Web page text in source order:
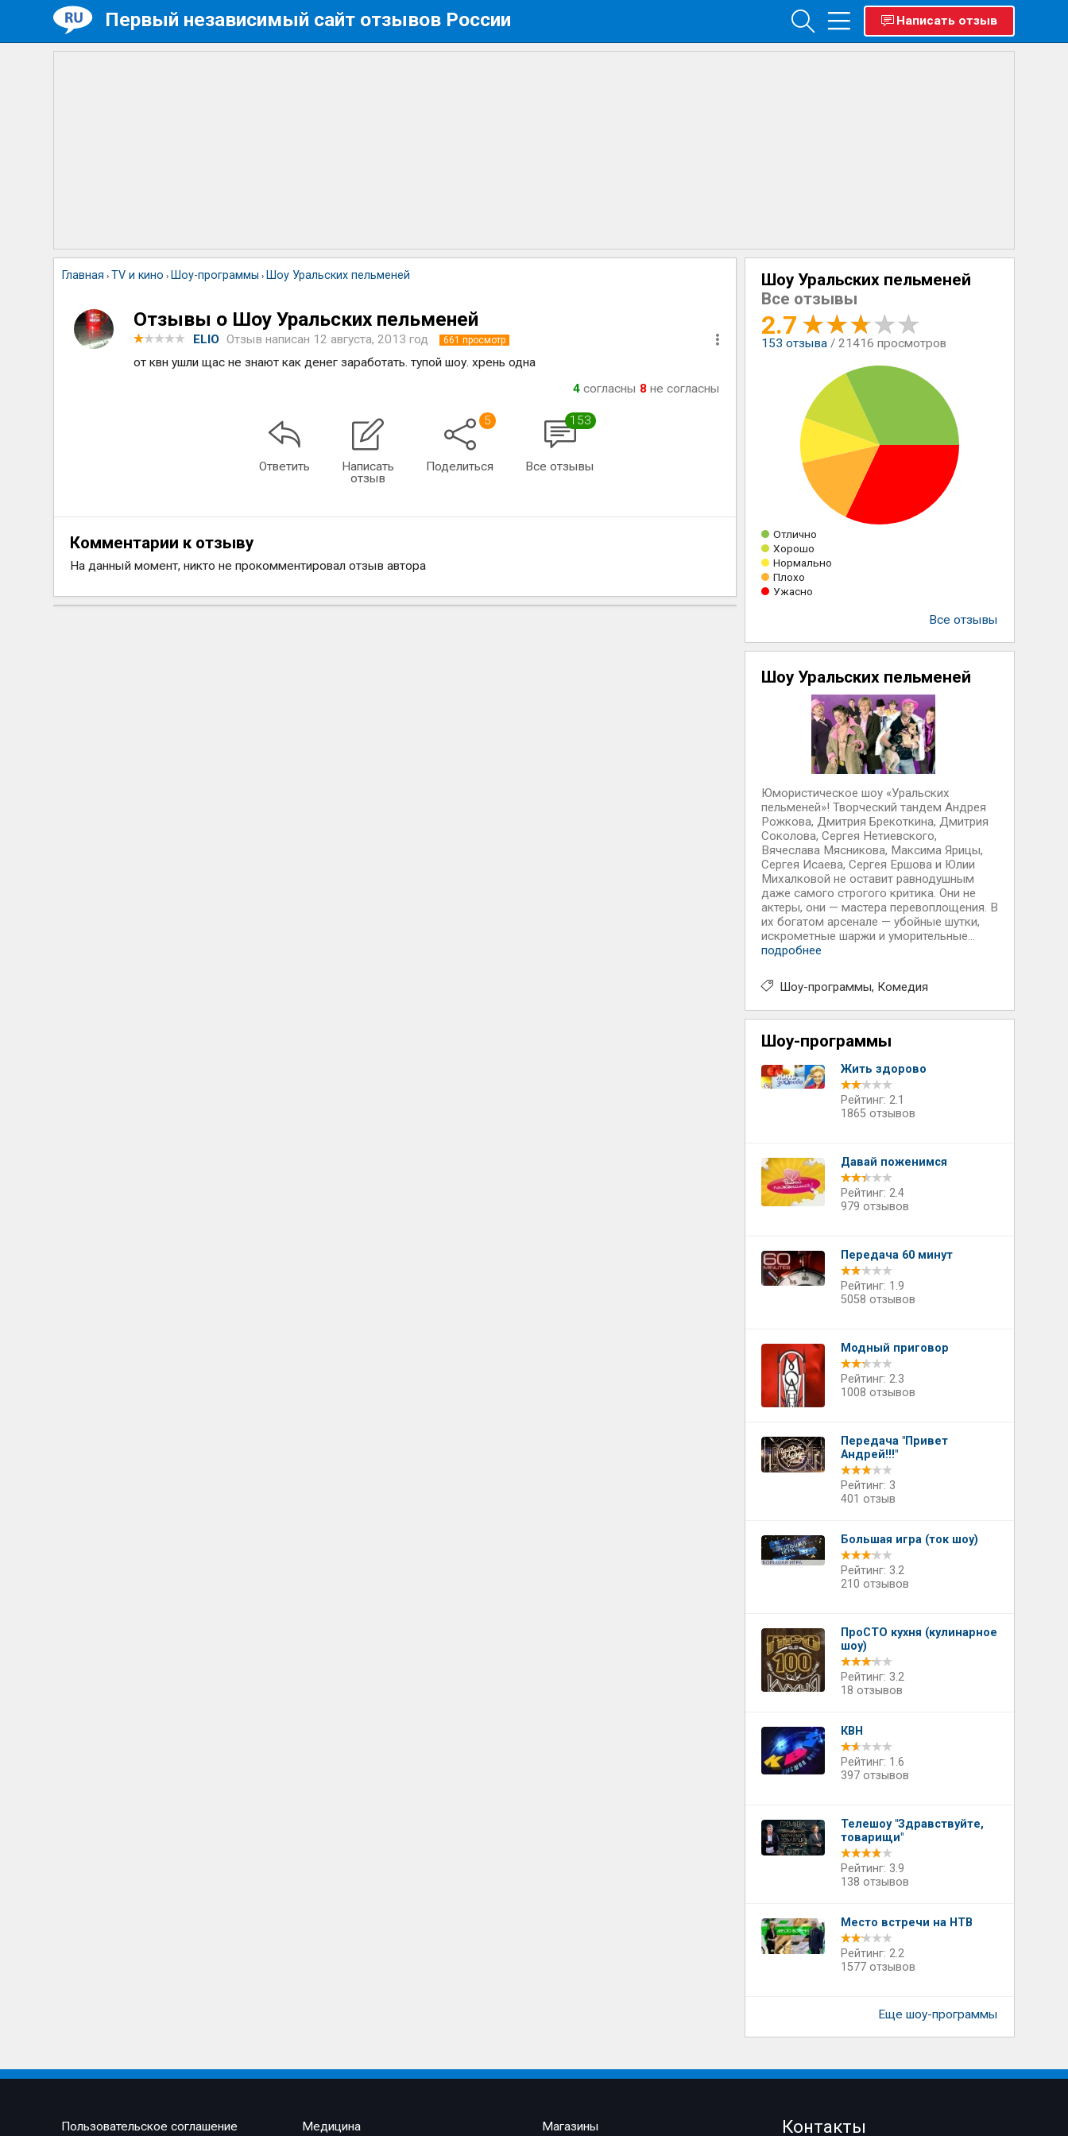
Первый независимый сайт отзывов России Написать отзыв
Главная › TV и кино › Шоу-программы › Шоу Уральских пельменей
Отзывы о Шоу Уральских пельменей
ELIO Отзыв написан 12 августа, 2013 год 661 просмотр
от квн ушли щас не знают как денег заработать. тупой шоу. хрень одна
4согласны 8не согласны
Ответить
Написать
отзыв
5
Поделиться
153
Все отзывы
Комментарии к отзыву
На данный момент, никто не прокомментировал отзыв автора
Шоу Уральских пельменей
Все отзывы
2.7
153 отзыва / 21416 просмотров
Отлично
Хорошо
Нормально
Плохо
Ужасно
Все отзывы
Шоу Уральских пельменей
Юмористическое шоу «Уральских
пельменей»! Творческий тандем Андрея
Рожкова, Дмитрия Брекоткина, Дмитрия
Соколова, Сергея Нетиевского,
Вячеслава Мясникова, Максима Ярицы,
Сергея Исаева, Сергея Ершова и Юлии
Михалковой не оставит равнодушным
даже самого строгого критика. Они не
актеры, они — мастера перевоплощения. В
их богатом арсенале — убойные шутки,
искрометные шаржи и уморительные...
подробнее
Шоу-программы Комедия
Шоу-программы
Жить здорово
Рейтинг: 2.1
1865 отзывов
Давай поженимся
Рейтинг: 2.4
979 отзывов
Передача 60 минут
Рейтинг: 1.9
5058 отзывов
Модный приговор
Рейтинг: 2.3
1008 отзывов
Передача "Привет
Андрей!!!"
Рейтинг: 3
401 отзыв
Большая игра (ток шоу)
Рейтинг: 3.2
210 отзывов
ПроСТО кухня (кулинарное
шоу)
Рейтинг: 3.2
18 отзывов
КВН
Рейтинг: 1.6
397 отзывов
Телешоу "Здравствуйте,
товарищи"
Рейтинг: 3.9
138 отзывов
Место встречи на НТВ
Рейтинг: 2.2
1577 отзывов
Еще шоу-программы
Пользовательское соглашение Медицина Магазины Контакты